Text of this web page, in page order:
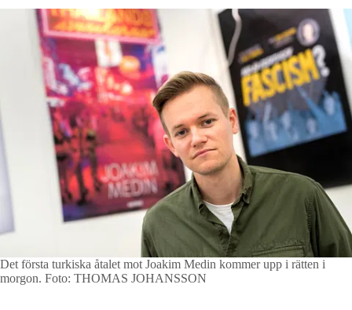
Det första turkiska åtalet mot Joakim Medin kommer upp i rätten i
morgon. Foto: THOMAS JOHANSSON